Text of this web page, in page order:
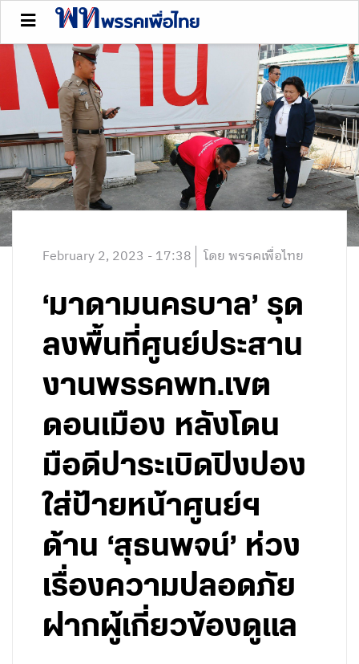
February 2, 2023 - 17:38 โดย พรรคเพื่อไทย
‘มาดามนครบาล’ รุด
ลงพื้นที่ศูนย์ประสาน
งานพรรคพท.เขต
ดอนเมือง หลังโดน
มือดีปาระเบิดปิงปอง
ใส่ป้ายหน้าศูนย์ฯ
ด้าน ‘สุธนพจน์’ ห่วง
เรื่องความปลอดภัย
ฝากผู้เกี่ยวข้องดูแล